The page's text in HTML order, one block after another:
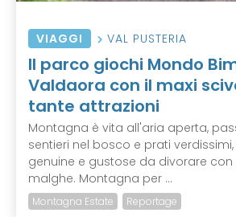
VIAGGI VAL PUSTERIA
Il parco giochi Mondo
Valdaora con il maxi
tante attrazioni
Montagna è vita all'aria aperta,
sentieri nel bosco e prati
genuine e gustose da divorare
malghe. Montagna per ...
Montagna Estate Reportage